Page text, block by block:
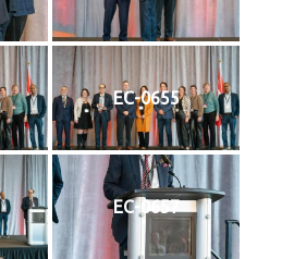
EC-0655
EC-0657